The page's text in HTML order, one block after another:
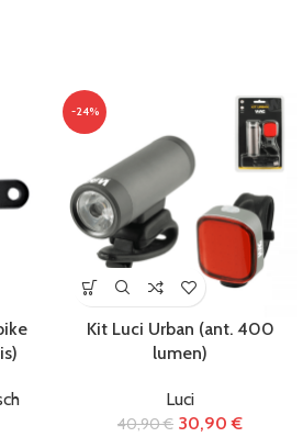
-24%
Kit Luci Urban (ant. 400
lumen)
Luci
40,90€ 30,90€